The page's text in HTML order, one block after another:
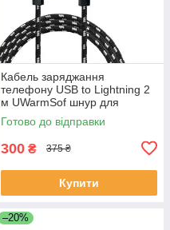
Кабель заряджання
телефону USB to Lightning 2
м UWarmSof шнур для
заряджання айфона
зарядний провід заряджання
Готово до відправки
300 ₴ 375 ₴
Купити
–20%